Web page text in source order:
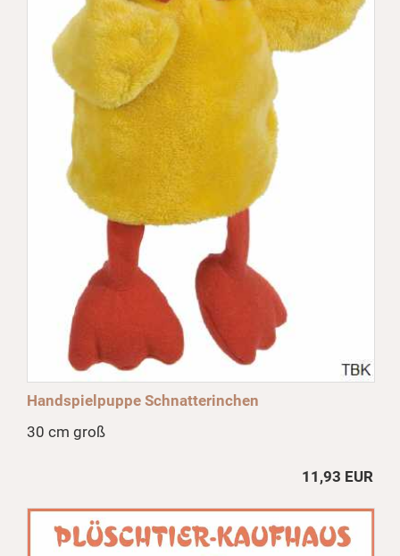
Handspielpuppe Schnatterinchen
30 cm groß
11,93 EUR